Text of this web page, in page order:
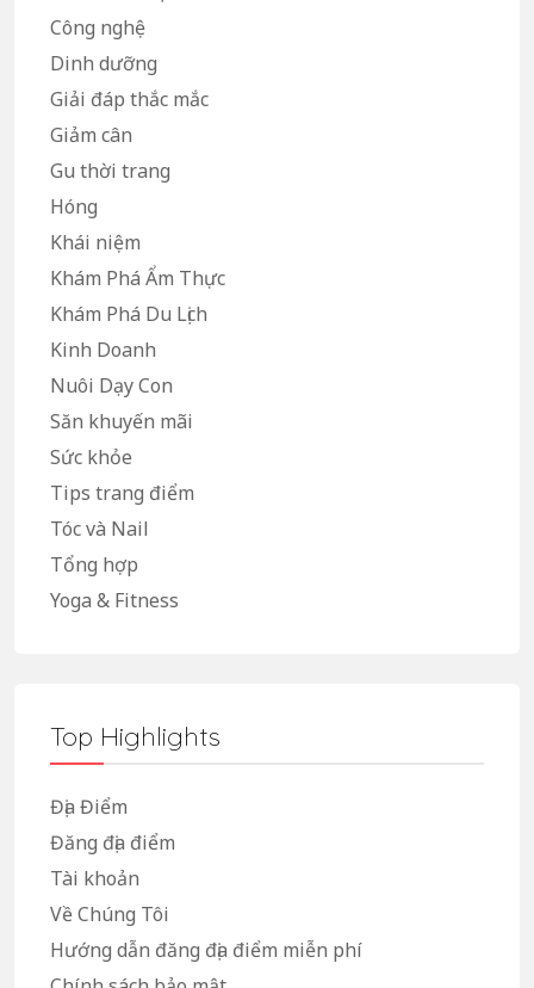
Công nghệ
Dinh dưỡng
Giải đáp thắc mắc
Giảm cân
Gu thời trang
Hóng
Khái niệm
Khám Phá Ẩm Thực
Khám Phá Du Lịch
Kinh Doanh
Nuôi Dạy Con
Săn khuyến mãi
Sức khỏe
Tips trang điểm
Tóc và Nail
Tổng hợp
Yoga & Fitness
Top Highlights
Địa Điểm
Đăng địa điểm
Tài khoản
Về Chúng Tôi
Hướng dẫn đăng địa điểm miễn phí